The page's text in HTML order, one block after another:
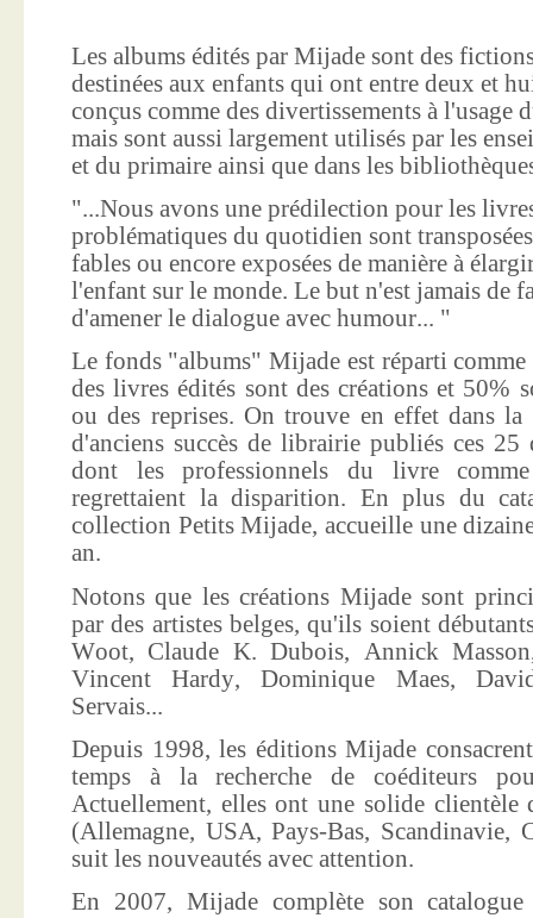
Les albums édités par Mijade sont des
destinées aux enfants qui ont entre deux et
conçus comme des divertissements à
mais sont aussi largement utilisés par les
et du primaire ainsi que dans les
"...Nous avons une prédilection pour les
problématiques du quotidien sont
fables ou encore exposées de manière à
l'enfant sur le monde. Le but n'est jamais de
d'amener le dialogue avec humour... "
Le fonds "albums" Mijade est réparti
des livres édités sont des créations et 50%
ou des reprises. On trouve en effet dans
d'anciens succès de librairie publiés ces 25
dont les professionnels du livre
regrettaient la disparition. En plus du
collection Petits Mijade, accueille une
an.
Notons que les créations Mijade sont
par des artistes belges, qu'ils soient
Woot, Claude K. Dubois, Annick
Vincent Hardy, Dominique Maes,
Servais...
Depuis 1998, les éditions Mijade
temps à la recherche de coéditeurs
Actuellement, elles ont une solide clientèle
(Allemagne, USA, Pays-Bas, Scandinavie,
suit les nouveautés avec attention.
En 2007, Mijade complète son